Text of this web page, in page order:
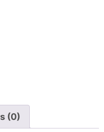
(0)